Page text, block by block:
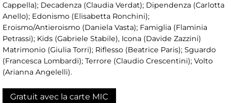
Cappella); Decadenza (Claudia Verdat); Dipendenza (Carlotta
Anello); Edonismo (Elisabetta Ronchini);
Eroismo/Antieroismo (Daniela Vasta); Famiglia (Flaminia
Petrassi); Kids (Gabriele Stabile), Icona (Davide Zazzini)
Matrimonio (Giulia Torri); Riflesso (Beatrice Paris); Sguardo
(Francesca Lombardi); Terrore (Claudio Crescentini); Volto
(Arianna Angelelli).
Gratuit avec la carte MIC